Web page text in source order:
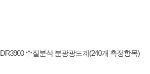
DR3900 수질분석 분광광도계(240개 측정항목)